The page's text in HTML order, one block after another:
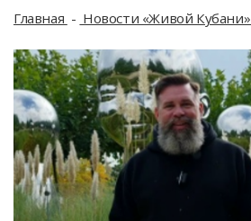
Главная Новости «Живой Кубани»